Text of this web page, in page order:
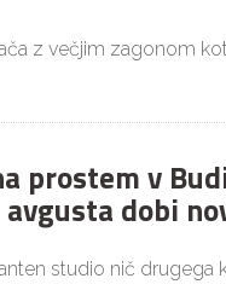
z večjim zagonom
prostem v
dobi
studio nič drugega